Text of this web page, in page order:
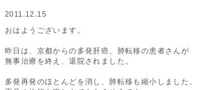
2011.12.15
おはようございます。
昨日は、京都からの多発肝癌、肺転移の患者さんが
無事治療を終え、退院されました。
多発再発のほとんどを消し、肺転移も縮小しました。